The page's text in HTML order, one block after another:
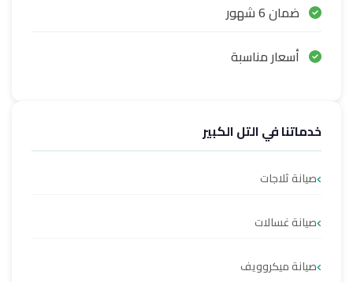
ضمان 6 شهور
أسعار مناسبة
خدماتنا في التل الكبير
صيانة ثلاجات
صيانة غسالات
صيانة ميكروويف